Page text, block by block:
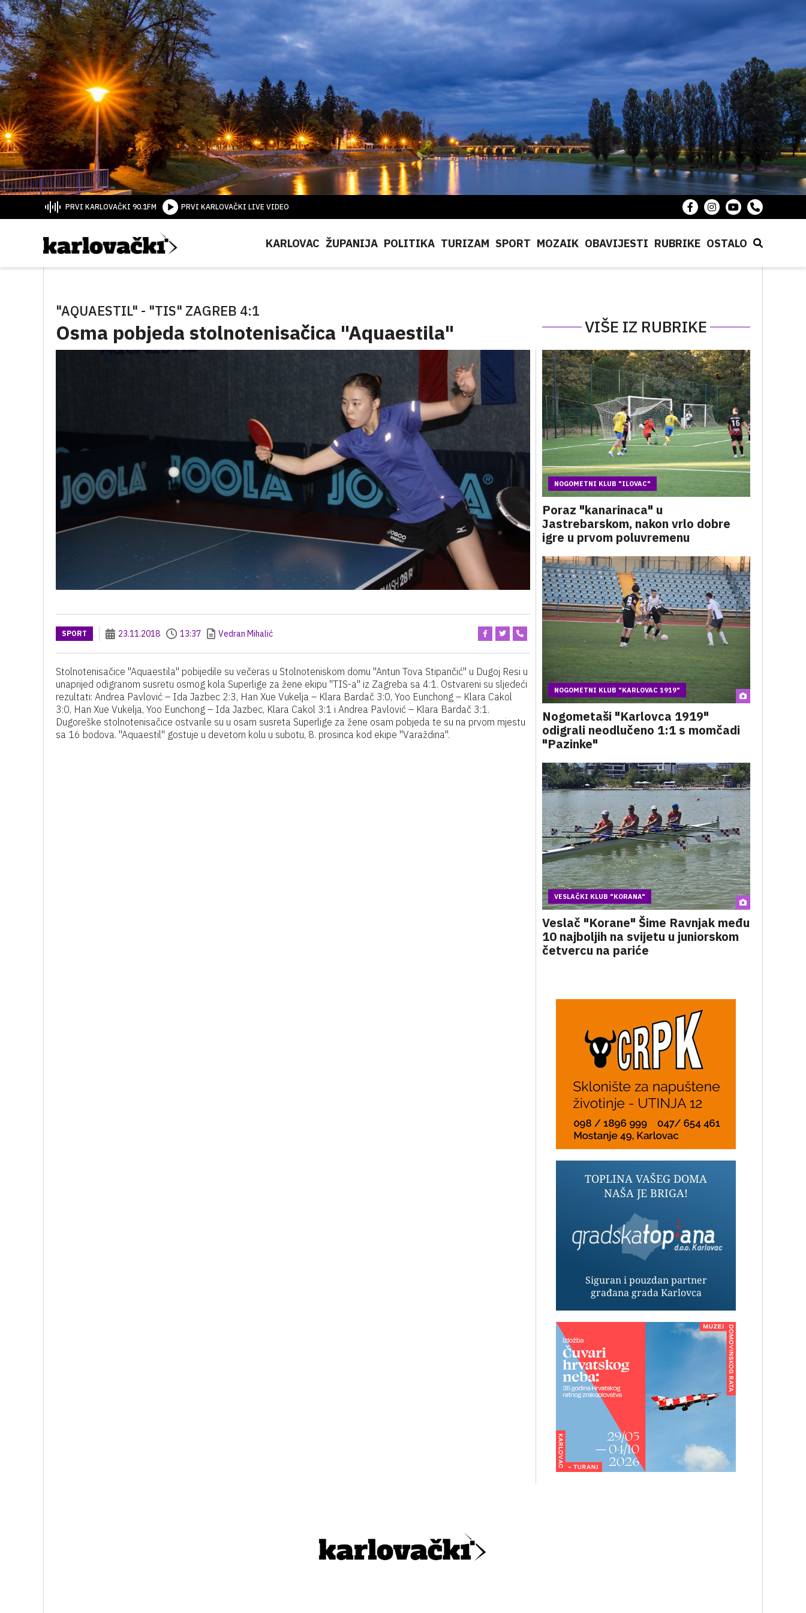
PRVI KARLOVAČKI 90.1FM PRVI KARLOVAČKI LIVE VIDEO
KARLOVAC ŽUPANIJA POLITIKA TURIZAM SPORT MOZAIK OBAVIJESTI RUBRIKE OSTALO
"AQUAESTIL" - "TIS" ZAGREB 4:1
Osma pobjeda stolnotenisačica "Aquaestila" VIŠE IZ RUBRIKE
SPORT 23.11.2018 13:37 Vedran Mihalić
Stolnotenisačice "Aquaestila" pobijedile su večeras u Stolnoteniskom domu "Antun Tova Stipančić" u Dugoj Resi u
unaprijed odigranom susretu osmog kola Superlige za žene ekipu "TIS-a" iz Zagreba sa 4:1. Ostvareni su sljedeći
rezultati: Andrea Pavlović – Ida Jazbec 2:3, Han Xue Vukelja – Klara Bardač 3:0, Yoo Eunchong – Klara Cakol
3:0, Han Xue Vukelja, Yoo Eunchong – Ida Jazbec, Klara Cakol 3:1 i Andrea Pavlović – Klara Bardač 3:1.
Dugoreške stolnotenisačice ostvarile su u osam susreta Superlige za žene osam pobjeda te su na prvom mjestu
sa 16 bodova. "Aquaestil" gostuje u devetom kolu u subotu, 8. prosinca kod ekipe "Varaždina".
NOGOMETNI KLUB "ILOVAC"
Poraz "kanarinaca" u
Jastrebarskom, nakon vrlo dobre
igre u prvom poluvremenu
NOGOMETNI KLUB "KARLOVAC 1919"
Nogometaši "Karlovca 1919"
odigrali neodlučeno 1:1 s momčadi
"Pazinke"
VESLAČKI KLUB "KORANA"
Veslač "Korane" Šime Ravnjak među
10 najboljih na svijetu u juniorskom
četvercu na pariće